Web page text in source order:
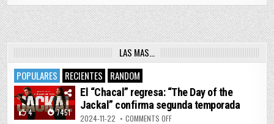
LAS MAS…
POPULARES
RECIENTES RANDOM
4 7451
El “Chacal” regresa: “The Day of the
Jackal” confirma segunda temporada
2024-11-22 COMMENTS OFFON EL “CHACAL” REGRESA: “THE